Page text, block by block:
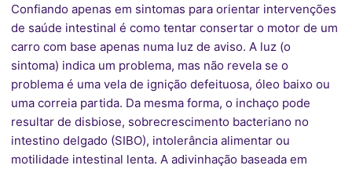
Confiando apenas em sintomas para orientar intervenções
de saúde intestinal é como tentar consertar o motor de um
carro com base apenas numa luz de aviso. A luz (o
sintoma) indica um problema, mas não revela se o
problema é uma vela de ignição defeituosa, óleo baixo ou
uma correia partida. Da mesma forma, o inchaço pode
resultar de disbiose, sobrecrescimento bacteriano no
intestino delgado (SIBO), intolerância alimentar ou
motilidade intestinal lenta. A adivinhação baseada em